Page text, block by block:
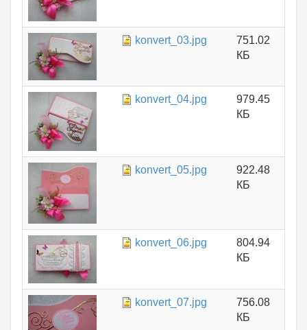
konvert_03.jpg
751.02
КБ
konvert_04.jpg
979.45
КБ
konvert_05.jpg
922.48
КБ
konvert_06.jpg
804.94
КБ
konvert_07.jpg
756.08
КБ